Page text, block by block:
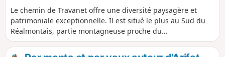
Le chemin de Travanet offre une diversité paysagère et
patrimoniale exceptionnelle. Il est situé le plus au Sud du
Réalmontais, partie montagneuse proche du
Montredonnais et des cascades d'Arifat. Le départ est situé
au hameau de Travanet. Il continue en montant jusqu'au